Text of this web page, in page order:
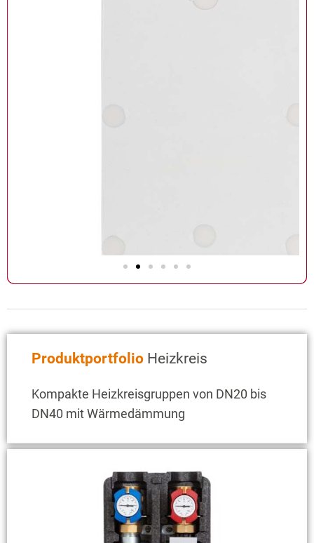
Produktportfolio Heizkreis
Kompakte Heizkreisgruppen von DN20 bis
DN40 mit Wärmedämmung